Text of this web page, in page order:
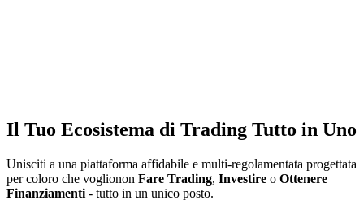
Il Tuo Ecosistema di Trading Tutto in Uno
Unisciti a una piattaforma affidabile e multi-regolamentata progettata
per coloro che voglionon Fare Trading, Investire o Ottenere
Finanziamenti - tutto in un unico posto.